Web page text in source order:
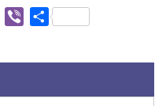
Gmail ViberShare